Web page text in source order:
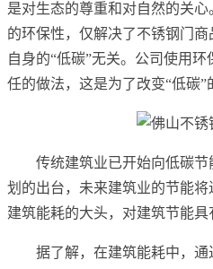
是对生态的尊重和对自然的关
的环保性，仅解决了不锈钢门
自身的“低碳”无关。公司使用
任的做法，这是为了改变“低碳”
传统建筑业已开始向低碳
划的出台，未来建筑业的节能
建筑能耗的大头，对建筑节能具
据了解，在建筑能耗中，